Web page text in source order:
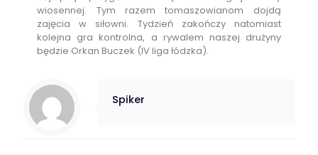
wiosennej. Tym razem tomaszowianom dojdą
zajęcia w siłowni. Tydzień zakończy natomiast
kolejna gra kontrolna, a rywalem naszej drużyny
będzie Orkan Buczek (IV liga łódzka).
Spiker